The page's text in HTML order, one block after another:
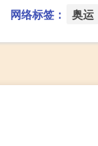
网络标签： 奥运